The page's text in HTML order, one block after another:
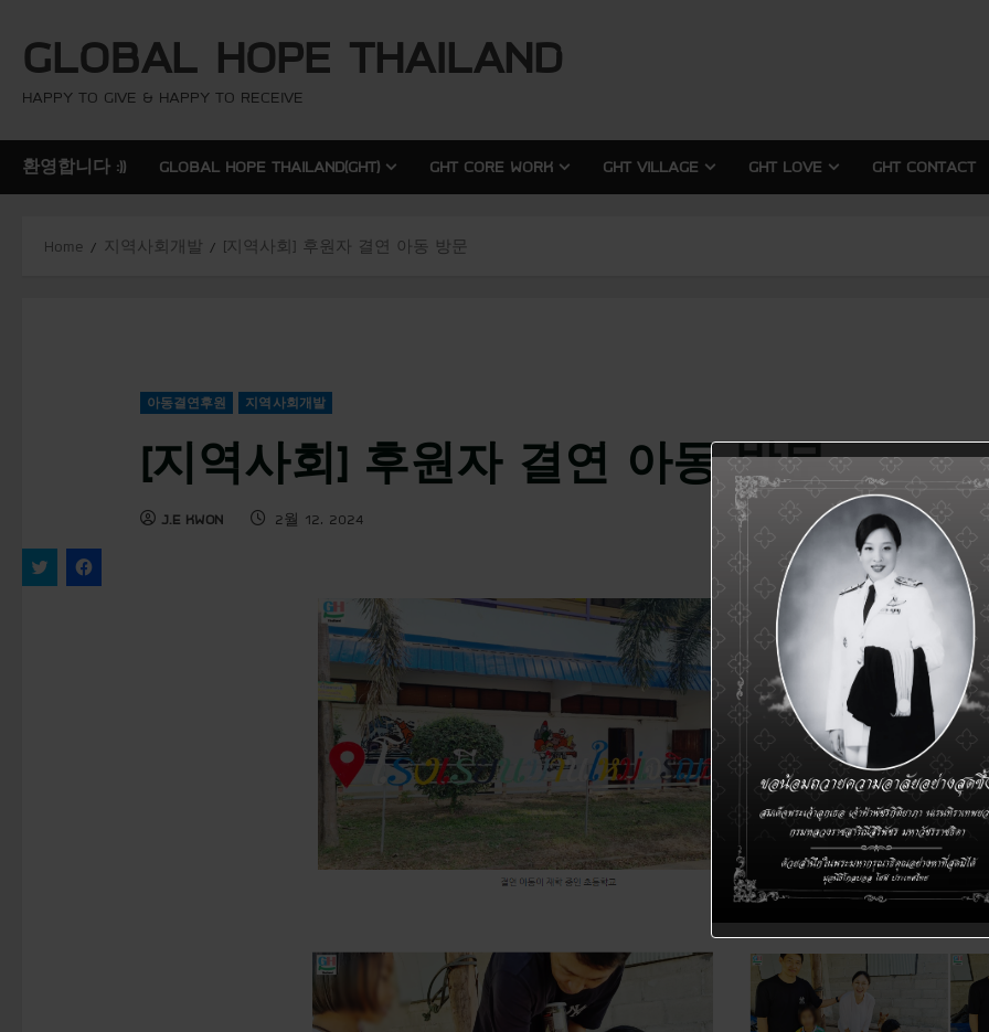
GLOBAL HOPE THAILAND
HAPPY TO GIVE & HAPPY TO RECEIVE
환영합니다 :)) GLOBAL HOPE THAILAND(GHT) GHT CORE WORK GHT VILLAGE GHT LOVE GHT CONTACT
Home 지역사회개발 [지역사회] 후원자 결연 아동 방문
아동결연후원 지역사회개발
[지역사회] 후원자 결연 아동 방문
J.E KWON 2월 12, 2024